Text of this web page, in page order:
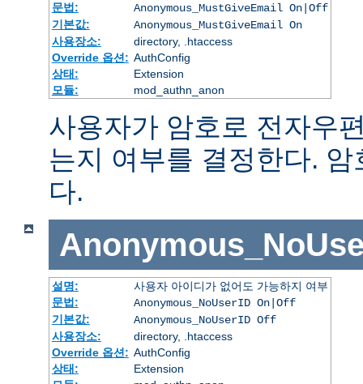
문법:
Anonymous_MustGiveEmail On|Off
기본값:
Anonymous_MustGiveEmail On
사용장소:
directory, .htaccess
Override 옵션: AuthConfig
상태:
Extension
모듈:
mod_authn_anon
사용자가 암호로 전자우
는지 여부를 결정한다.
다.
설명:
사용자 아이디가 없어도 가능하지 여부
문법:
Anonymous_NoUserID On|Off
기본값:
Anonymous_NoUserID Off
사용장소:
directory, .htaccess
Override 옵션: AuthConfig
상태:
Extension